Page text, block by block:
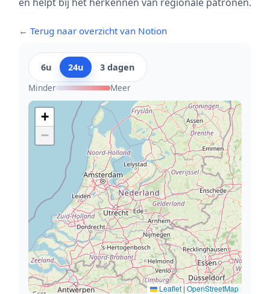
← Terug naar overzicht van Notion
6u 24u
3 dagen
Minder
Meer
+
−
Leaflet|OpenStreetMap